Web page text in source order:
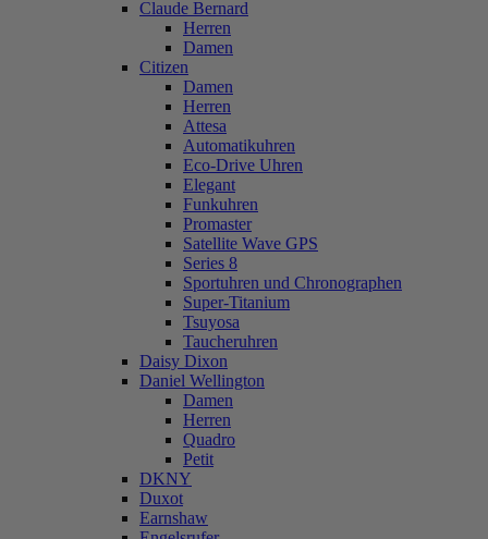
Claude Bernard
Herren
Damen
Citizen
Damen
Herren
Attesa
Automatikuhren
Eco-Drive Uhren
Elegant
Funkuhren
Promaster
Satellite Wave GPS
Series 8
Sportuhren und Chronographen
Super-Titanium
Tsuyosa
Taucheruhren
Daisy Dixon
Daniel Wellington
Damen
Herren
Quadro
Petit
DKNY
Duxot
Earnshaw